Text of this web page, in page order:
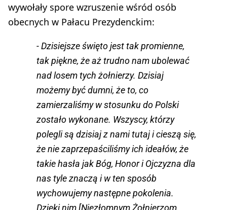
wywołały spore wzruszenie wśród osób
obecnych w Pałacu Prezydenckim:
- Dzisiejsze święto jest tak promienne,
tak piękne, że aż trudno nam ubolewać
nad losem tych żołnierzy. Dzisiaj
możemy być dumni, że to, co
zamierzaliśmy w stosunku do Polski
zostało wykonane. Wszyscy, którzy
polegli są dzisiaj z nami tutaj i cieszą się,
że nie zaprzepaściliśmy ich ideałów, że
takie hasła jak Bóg, Honor i Ojczyzna dla
nas tyle znaczą i w ten sposób
wychowujemy następne pokolenia.
Dzięki nim [Niezłomnym Żołnierzom